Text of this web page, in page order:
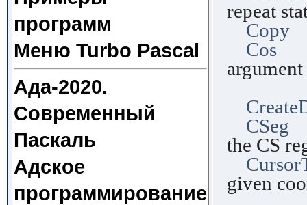
программ
Меню Turbo Pascal
Ада-2020.
Современный
Паскаль
Адское
программирование
repeat
Copy
Cos
CSeg
the CS
given